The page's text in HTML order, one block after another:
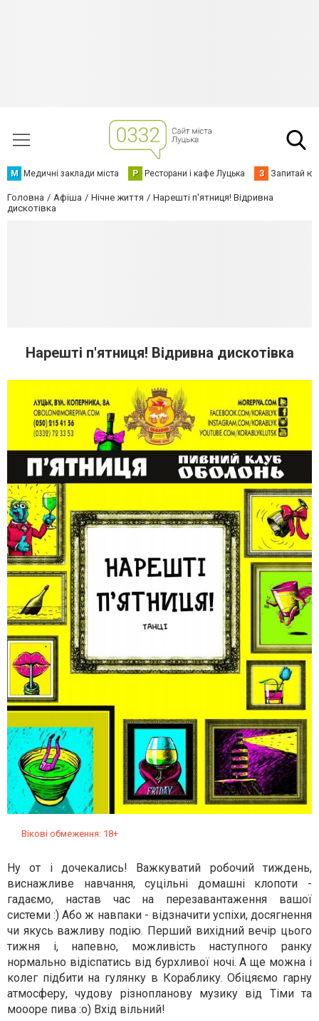
М Медичні заклади міста Р Ресторани і кафе Луцька З Запитай
Головна Афіша Нічне життя
Нарешті п'ятниця! Відривна
дискотівка
Нарешті п'ятниця! Відривна дискотівка
Вікові обмеження: 18+
Ну от і дочекались! Важкуватий робочий тиждень,
виснажливе навчання, суцільні домашні клопоти -
гадаємо, настав час на перезавантаження вашої
системи :) Або ж навпаки - відзначити успіхи, досягнення
чи якусь важливу подію. Перший вихідний вечір цього
тижня і, напевно, можливість наступного ранку
нормально відіспатись від бурхливої ночі. А ще можна і
колег підбити на гулянку в Кораблику. Обіцяємо гарну
атмосферу, чудову різнопланову музику від Тіми та
моооре пива :о) Вхід вільний!